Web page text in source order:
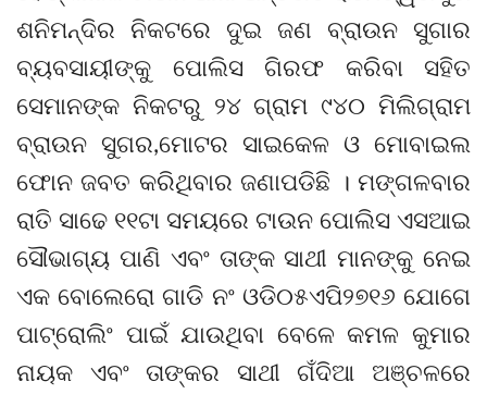
ଶନିମନ୍ଦିର ନିକଟରେ ଦୁଇ ଜଣ ବ୍ରାଉନ ସୁଗାର
ବ୍ୟବସାୟୀଙ୍କୁ ପୋଲିସ ଗିରଫ କରିବା ସହିତ
ସେମାନଙ୍କ ନିକଟରୁ ୨୪ ଗ୍ରାମ ୯୪୦ ମିଲିଗ୍ରାମ
ବ୍ରାଉନ ସୁଗର,ମୋଟର ସାଇକେଳ ଓ ମୋବାଇଲ
ଫୋନ ଜବତ କରିଥିବାର ଜଣାପଡିଛି । ମଙ୍ଗଳବାର
ରାତି ସାଢେ ୧୧ଟା ସମୟରେ ଟାଉନ ପୋଲିସ ଏସଆଇ
ସୌଭାଗ୍ୟ ପାଣି ଏବଂ ତାଙ୍କ ସାଥୀ ମାନଙ୍କୁ ନେଇ
ଏକ ବୋଲେରୋ ଗାଡି ନଂ ଓଡି୦୫ଏପି୨୭୧୬ ଯୋଗେ
ପାଟ୍ରୋଲିଂ ପାଇଁ ଯାଉଥିବା ବେଳେ କମଳ କୁମାର
ନାୟକ ଏବଂ ତାଙ୍କର ସାଥୀ ଗଁଦିଆ ଅଞ୍ଚଳରେ